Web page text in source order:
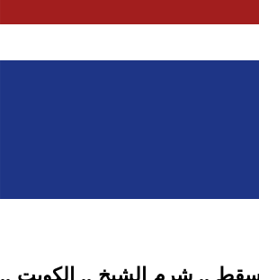
.. شرم الشيخ .. الكويت ..